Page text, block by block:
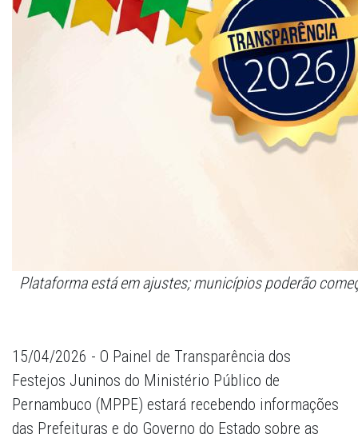
Plataforma está em ajustes; municípios poderão
15/04/2026 - O Painel de Transparência dos
Festejos Juninos do Ministério Público de
Pernambuco (MPPE) estará recebendo informações
das Prefeituras e do Governo do Estado sobre as